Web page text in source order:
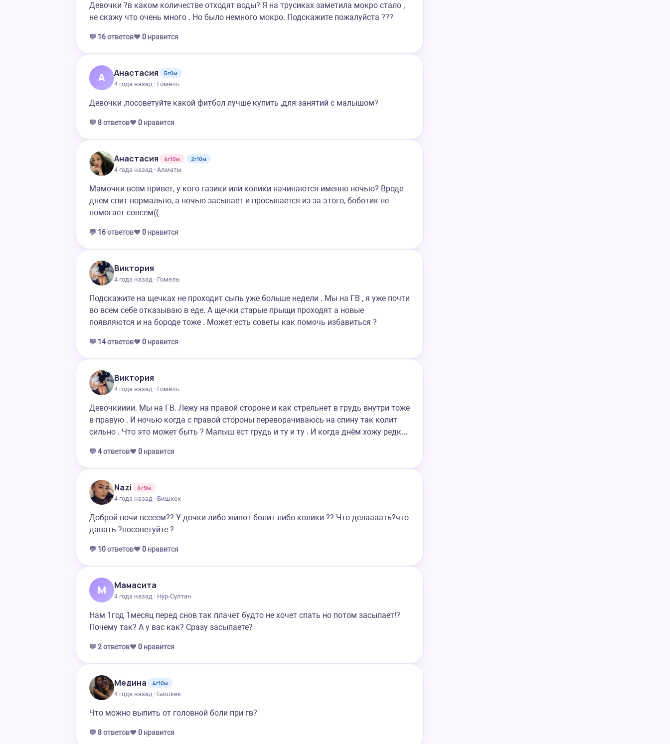
Девочки ?в каком количестве отходят воды? Я на трусиках заметила мокро стало ,
не скажу что очень много . Но было немного мокро. Подскажите пожалуйста ???
💬 16ответов❤️ 0 нравится
А Анастасия
5г0м
4 года назад · Гомель
Девочки ,посоветуйте какой фитбол лучше купить ,для занятий с малышом?
💬 8ответов❤️ 0 нравится
Анастасия 4г10м
2г10м
4 года назад · Алматы
Мамочки всем привет, у кого газики или колики начинаются именно ночью? Вроде
днем спит нормально, а ночью засыпает и просыпается из за этого, боботик не
помогает совсем((
💬 16ответов❤️ 0 нравится
Виктория
4 года назад · Гомель
Подскажите на щечках не проходит сыпь уже больше недели . Мы на ГВ , я уже почти
во всем себе отказываю в еде. А щечки старые прыщи проходят а новые
появляются и на бороде тоже . Может есть советы как помочь избавиться ?
💬 14ответов❤️ 0 нравится
Виктория
4 года назад · Гомель
Девочкииии. Мы на ГВ. Лежу на правой стороне и как стрельнет в грудь внутри тоже
в правую . И ночью когда с правой стороны переворачиваюсь на спину так колит
сильно . Что это может быть ? Малыш ест грудь и ту и ту . И когда днём хожу редк…
💬 4ответов❤️ 0 нравится
Nazi
4г9м
4 года назад · Бишкек
Доброй ночи всееем?‍? У дочки либо живот болит либо колики ?‍? Что делаааать?что
давать ?посоветуйте ?
💬 10ответов❤️ 0 нравится
М Мамасита
4 года назад · Нур-Султан
Нам 1год 1месяц перед снов так плачет будто не хочет спать но потом засыпает!?
Почему так? А у вас как? Сразу засыпаете?
💬 2ответов❤️ 0 нравится
Медина
4г10м
4 года назад · Бишкек
Что можно выпить от головной боли при гв?
💬 8ответов❤️ 0 нравится